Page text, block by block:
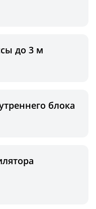
до 3 м
блока